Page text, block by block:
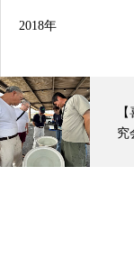
2018年
第３回研